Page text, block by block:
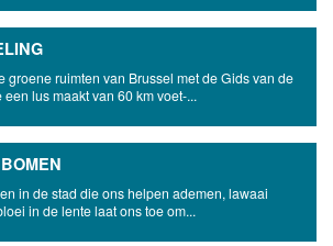
groene ruimten van Brussel met de Gids van de
lus maakt van 60 km voet-...
in de stad die ons helpen ademen, lawaai
in de lente laat ons toe om...